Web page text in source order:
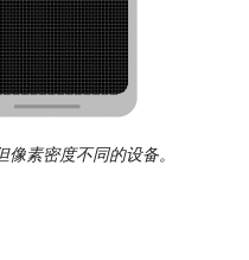
素密度不同的设备。